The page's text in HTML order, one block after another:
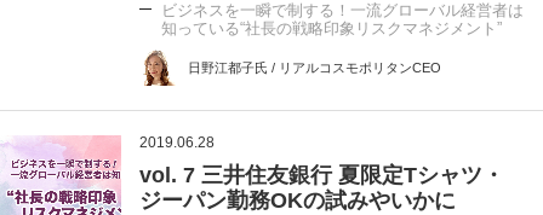
ビジネスを一瞬で制する！一流グローバル経営者は
知っている“社長の戦略印象リスクマネジメント”
日野江都子氏 / リアルコスモポリタンCEO
2019.06.28
vol. 7 三井住友銀行 夏限定Tシャツ・
ジーパン勤務OKの試みやいかに